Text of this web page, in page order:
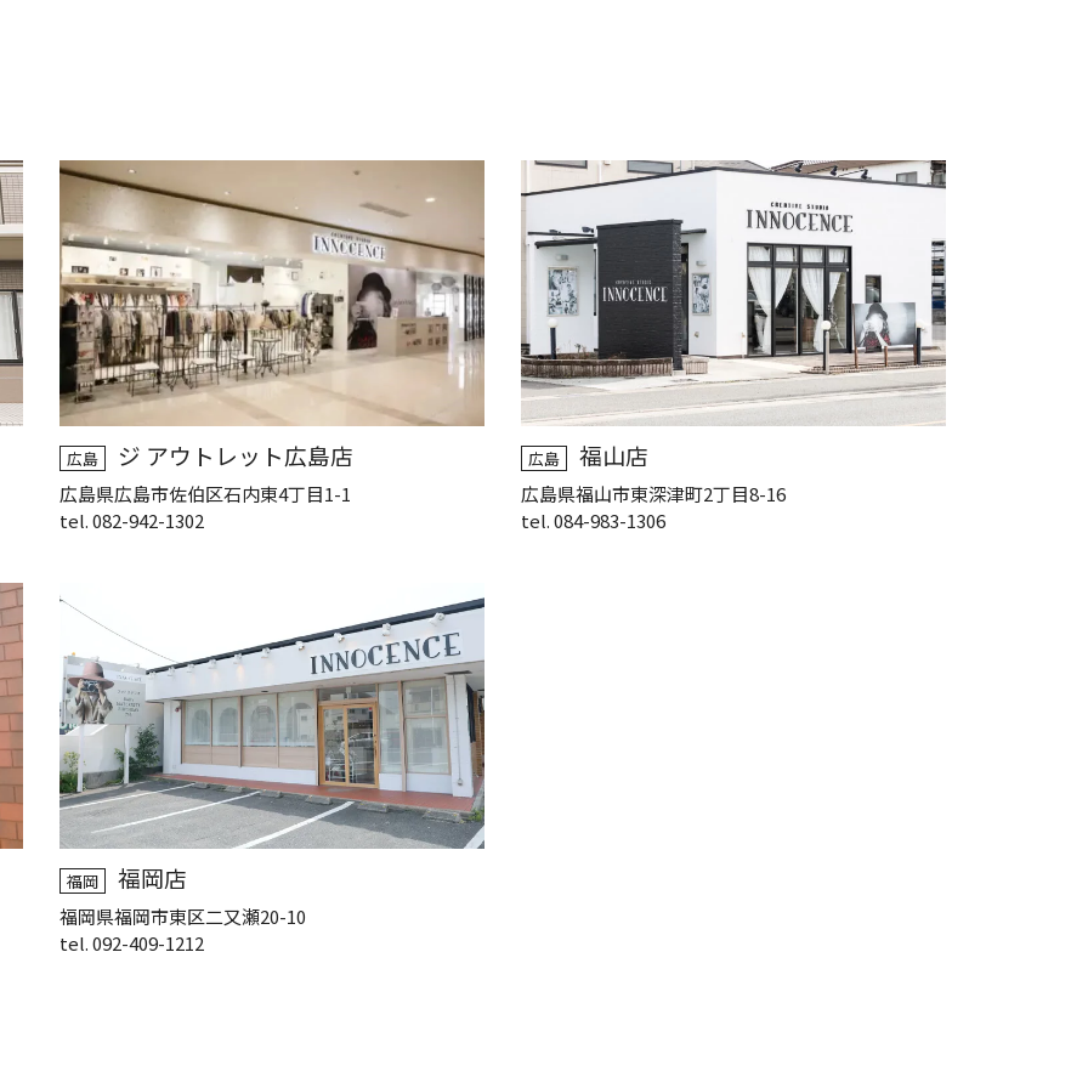
広島 ジ アウトレット広島店
広島県広島市佐伯区石内東4丁目1-1
tel. 082-942-1302
広島 福山店
広島県福山市東深津町2丁目8-16
tel. 084-983-1306
福岡 福岡店
福岡県福岡市東区二又瀬20-10
tel. 092-409-1212